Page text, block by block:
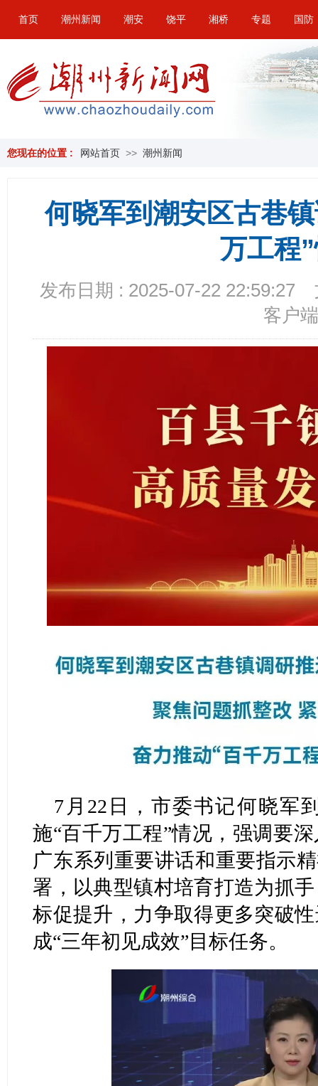
首页 潮州新闻 潮安 饶平 湘桥 专题 国防
您现在的位置 : 网站首页 >> 潮州新闻
何晓军到潮安区古巷
万工程
发布日期 : 2025-07-22 22:59:27
客户端
7月22日，市委书记何晓军
施“百千万工程”情况，强调要
广东系列重要讲话和重要指示
署，以典型镇村培育打造为抓
标促提升，力争取得更多突破
成“三年初见成效”目标任务。